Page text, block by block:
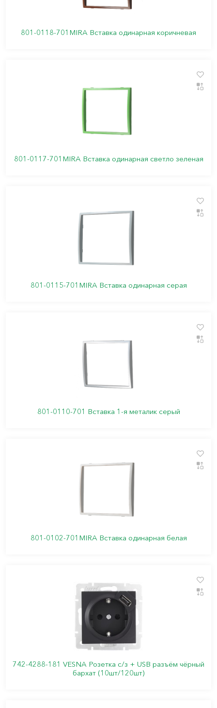
801-0118-701MIRA Вставка одинарная коричневая
801-0117-701MIRA Вставка одинарная светло зеленая
801-0115-701MIRA Вставка одинарная серая
801-0110-701 Вставка 1-я металик серый
801-0102-701MIRA Вставка одинарная белая
742-4288-181 VESNA Розетка с/з + USB разъём чёрный
бархат (10шт/120шт)